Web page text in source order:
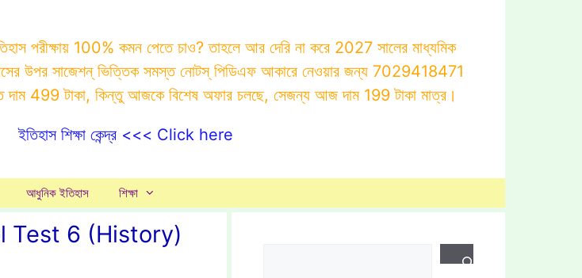
পরীক্ষায় 100% কমন পেতে চাও? তাহলে আর দেরি না করে 2027 সালের মাধ্যমিক
উপর সাজেশন্ ভিত্তিক সমস্ত নোটস্ পিডিএফ আকারে নেওয়ার জন্য 7029418471
দাম 499 টাকা, কিন্তু আজকে বিশেষ অফার চলছে, সেজন্য আজ দাম 199 টাকা মাত্র।
ইতিহাস শিক্ষা কেন্দ্র <<< Click here
আধুনিক ইতিহাস শিক্ষা
Test 6 (History)